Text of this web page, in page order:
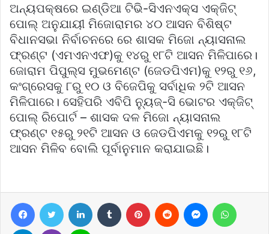
ଅନ୍ୟପକ୍ଷରେ ଇଣ୍ଡିଆ ଟିଭି-ସିଏନଏକ୍ସ ଏକ୍ଜିଟ୍
ପୋଲ୍ ଅନୁଯାୟୀ ମିଜୋରାମର ୪୦ ଆସନ ବିଶିଷ୍ଟ
ବିଧାନସଭା ନିର୍ବାଚନରେ ରେ ଶାସକ ମିଜୋ ନ୍ୟାସନାଲ
ଫ୍ରଣ୍ଟ (ଏମଏନଏଫ)କୁ ୧୪ରୁ ୧୮ଟି ଆସନ ମିଳିପାରେ।
ଜୋରାମ ପିପୁଲ୍ସ ମୁଭମେଣ୍ଟ (ଜେଡପିଏମ)କୁ ୧୨ରୁ ୧୬,
କଂଗ୍ରେସକୁ ୮ରୁ ୧୦ ଓ ବିଜେପିକୁ ସର୍ବାଧିକ ୨ଟି ଆସନ
ମିଳିପାରେ। ସେହିପରି ଏବିପି ନ୍ୟୁଜ୍-ସି ଭୋଟର ଏକ୍ଜିଟ୍
ପୋଲ୍ ରିପୋର୍ଟ – ଶାସକ ଦଳ ମିଜୋ ନ୍ୟାସନାଲ
ଫ୍ରଣ୍ଟ ୧୫ରୁ ୨୧ଟି ଆସନ ଓ ଜେଡପିଏମକୁ ୧୨ରୁ ୧୮ଟି
ଆସନ ମିଳିବ ବୋଲି ପୂର୍ବାନୁମାନ କରାଯାଇଛି।
FacebookTwitter LinkedIn Tumblr Pinterest Reddit Messenger
Telegram Viber Line